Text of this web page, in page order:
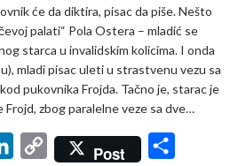
će da diktira, pisac da piše. Nešto
palati“ Pola Ostera – mladić se
starca u invalidskim kolicima. I onda
mladi pisac uleti u strastvenu vezu sa
pukovnika Frojda. Tačno je, starac je
zbog paralelne veze sa dve…
C
Post